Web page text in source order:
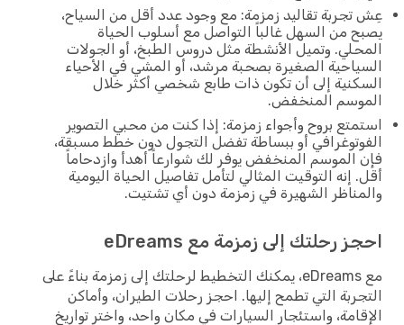
عِش تجربة تقاليد زمزمة: مع وجود عدد أقل من السياح،
يصبح من السهل غالباً التواصل مع أسلوب الحياة
المحلي. وتميل الأنشطة مثل دروس الطبخ، أو الجولات
السياحية الصغيرة بصحبة مرشد، أو المشي في الأحياء
السكنية إلى أن تكون ذات طابع شخصي أكثر خلال
الموسم المنخفض.
استمتع بروح وأجواء زمزمة: إذا كنت من محبي التصوير
الفوتوغرافي أو ببساطة تفضل التجول دون خطط مسبقة،
فإن الموسم المنخفض يوفر لك شوارعاً أهدأ وازدحاماً
أقل. إنه التوقيت المثالي لتأمل تفاصيل الحياة اليومية
والمناظر الشهيرة في زمزمة دون أي تشتيت.
احجز رحلتك إلى زمزمة مع eDreams
مع eDreams، يمكنك التخطيط لرحلتك إلى زمزمة بناءً على
التجربة التي تطمح إليها. احجز رحلات الطيران، وأماكن
الإقامة، واستئجار السيارات في مكان واحد، واختر تواريخ